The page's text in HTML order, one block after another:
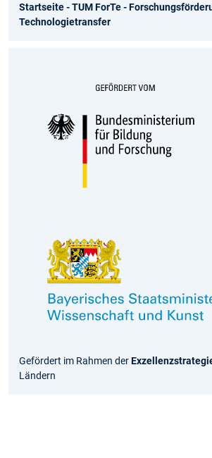
Startseite - TUM ForTe -
Technologietransfer
Gefördert im Rahmen der
Ländern